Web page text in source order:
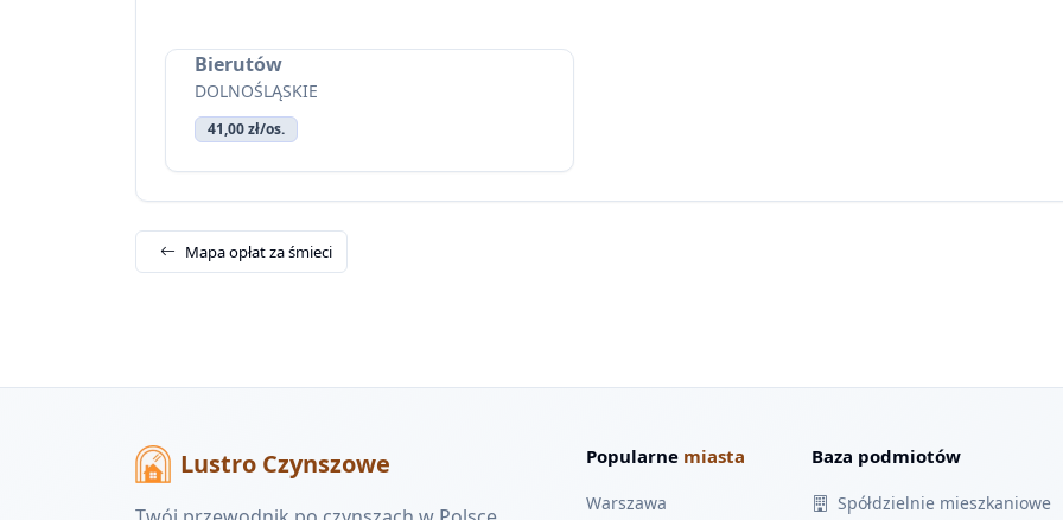
Bierutów
DOLNOŚLĄSKIE
41,00 zł/os.
Mapa opłat za śmieci
Lustro Czynszowe Popularne miasta
Warszawa
Baza podmiotów
Spółdzielnie mieszkaniowe